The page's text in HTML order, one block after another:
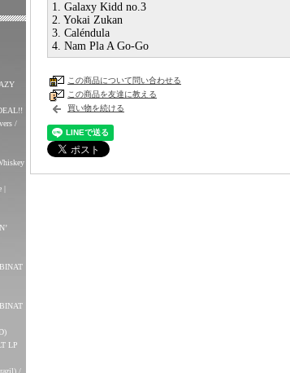
/
|
LP
/
1. Galaxy Kidd no.3
2. Yokai Zukan
3. Caléndula
4. Nam Pla A Go-Go
この商品について問い合わせる
この商品を友達に教える
買い物を続ける